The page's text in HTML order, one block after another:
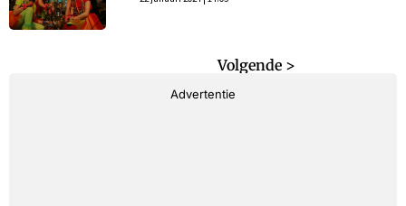
Volgende >
Advertentie